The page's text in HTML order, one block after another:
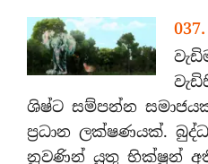
ශිෂ්ට සම්පන්න
ප්‍රධාන ලක්ෂණයක්.
නුවණින් යුතු භික්ෂූන්